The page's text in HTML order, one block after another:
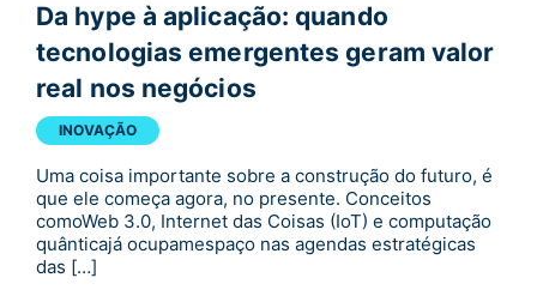
Da hype à aplicação: quando
tecnologias emergentes geram valor
real nos negócios
INOVAÇÃO
Uma coisa importante sobre a construção do futuro, é
que ele começa agora, no presente. Conceitos
comoWeb 3.0, Internet das Coisas (IoT) e computação
quânticajá ocupamespaço nas agendas estratégicas
das […]